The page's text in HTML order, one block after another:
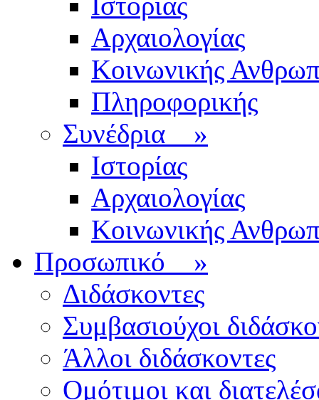
Αρχαιολογίας
Κοινωνικής
Πληροφορικής
Συνέδρια »
Ιστορίας
Αρχαιολογίας
Κοινωνικής
Προσωπικό »
Διδάσκοντες
Συμβασιούχοι
Άλλοι διδάσκοντες
Ομότιμοι και